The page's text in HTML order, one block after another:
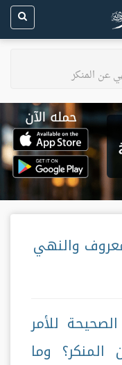
عن المنكر
والنهي
للأمر
وما